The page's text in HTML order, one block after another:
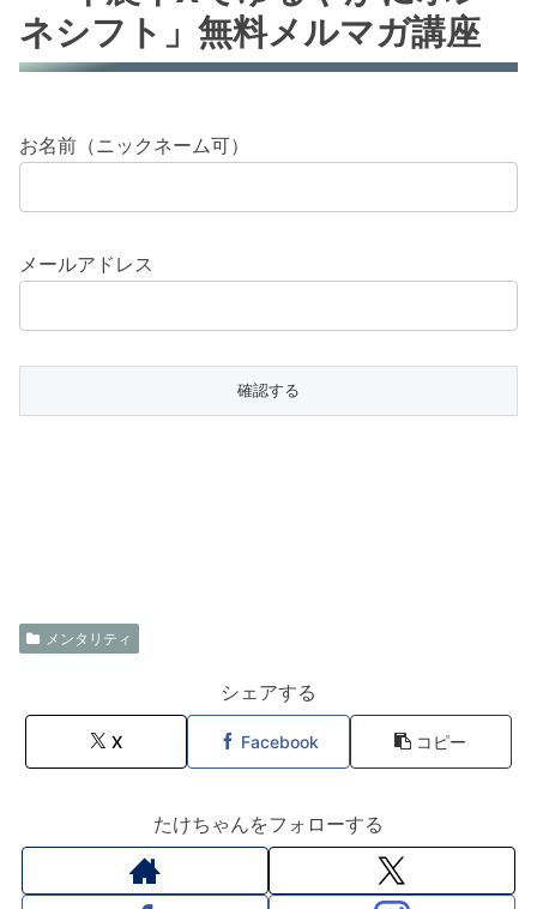
ネシフト」無料メルマガ講座
お名前（ニックネーム可）
メールアドレス
メンタリティ
シェアする
X Facebook コピー
たけちゃんをフォローする